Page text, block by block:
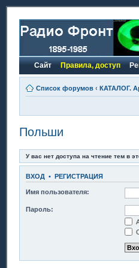
Сайт Правила, доступ
Список форумов ‹ КАТАЛОГ.
Польши
У вас нет доступа на чтение тем в
ВХОД • РЕГИСТРАЦИЯ
Имя пользователя:
Пароль: